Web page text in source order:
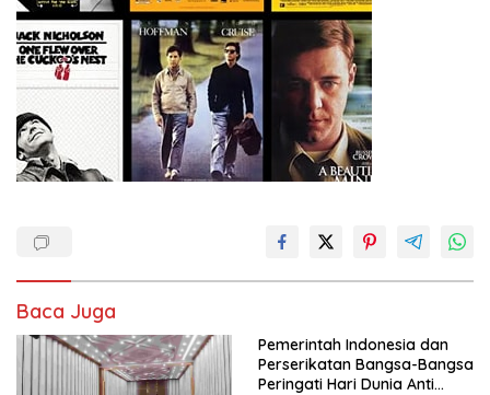
Baca Juga
Pemerintah Indonesia dan
Perserikatan Bangsa-Bangsa
Peringati Hari Dunia Anti